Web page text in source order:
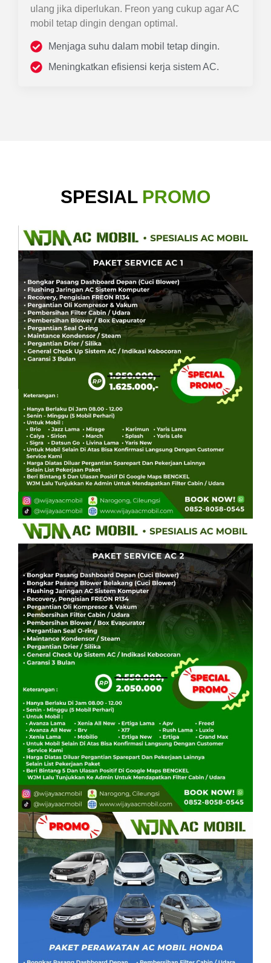
ulang jika diperlukan. Freon yang cukup agar AC
mobil tetap dingin dengan optimal.
Menjaga suhu dalam mobil tetap dingin.
Meningkatkan efisiensi kerja sistem AC.
SPESIAL PROMO